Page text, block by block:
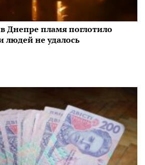
Днепре пламя поглотило
людей не удалось